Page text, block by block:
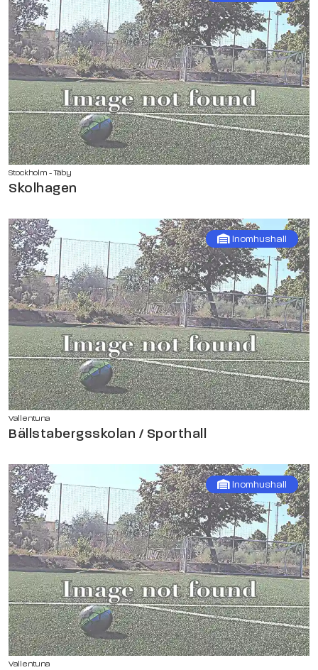
Stockholm - Täby
Skolhagen
Inomhushall
Vallentuna
Bällstabergsskolan / Sporthall
Inomhushall
Vallentuna